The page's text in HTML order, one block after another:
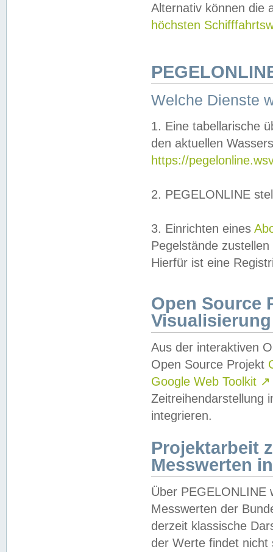
Alternativ können die
höchsten
Welche Dienste
1. Eine tabellarische
den aktuellen
https://
2. PEGELONLINE
3. Einrichten eines
Pegelstände
Hierfür ist eine
Open Source
Visualisierung
Aus der interaktiven
Open Source Projekt
Google Web Toolkit ↗
Zeitreihendarstellung
integrieren.
Projektarbeit
Messwerten
Über PEGELONLINE
Messwerten der
derzeit klassische
der Werte findet